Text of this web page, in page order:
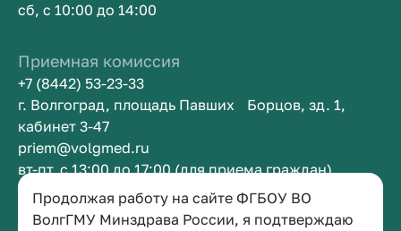
Продолжая работу на сайте ФГБОУ ВО
ВолгГМУ Минздрава России, я подтверждаю
сб, с 10:00 до 14:00
Приемная комиссия
+7 (8442) 53-23-33
г. Волгоград, площадь Павших Борцов, зд. 1,
кабинет 3-47
priem@volgmed.ru
вт-пт, с 13:00 до 17:00 (для приема граждан)
Приемная ректора